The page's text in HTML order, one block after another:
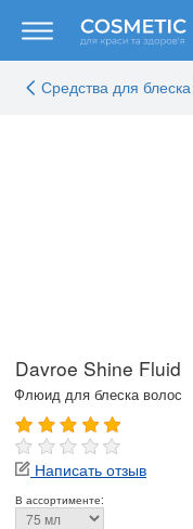
Средства для
Davroe Shine Fluid
Флюид для блеска волос
Написать отзыв
В ассортименте: